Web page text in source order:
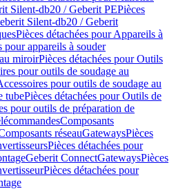
Silent-db20 / Geberit PEPièces
Silent-db20 / Geberit
Pièces détachées pour Appareils à
pour appareils à souder
miroirPièces détachées pour Outils
pour outils de soudage au
pour outils de soudage au
tubePièces détachées pour Outils de
pour outils de préparation de
Composants
réseauGatewaysPièces
Pièces détachées pour
Geberit ConnectGatewaysPièces
Pièces détachées pour